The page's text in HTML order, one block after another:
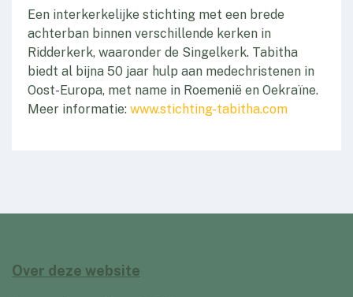
Een interkerkelijke stichting met een brede
achterban binnen verschillende kerken in
Ridderkerk, waaronder de Singelkerk. Tabitha
biedt al bijna 50 jaar hulp aan medechristenen in
Oost-Europa, met name in Roemenië en Oekraïne.
Meer informatie: www.stichting-tabitha.com
Over deze website